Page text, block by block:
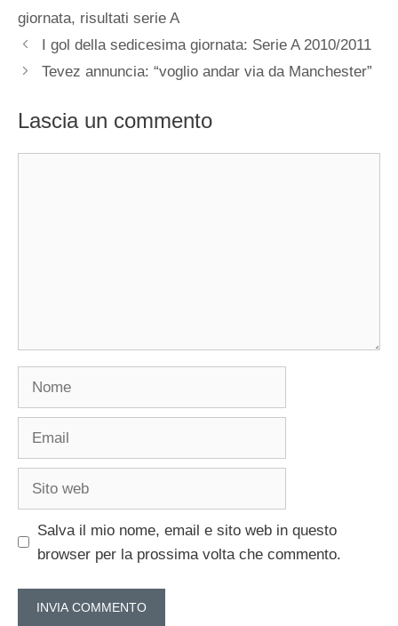
giornata, risultati serie A
I gol della sedicesima giornata: Serie A 2010/2011
Tevez annuncia: “voglio andar via da Manchester”
Lascia un commento
Salva il mio nome, email e sito web in questo
browser per la prossima volta che commento.